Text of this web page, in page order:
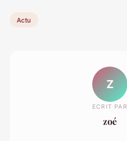
Actu
Z
ECRIT PAR
zoé